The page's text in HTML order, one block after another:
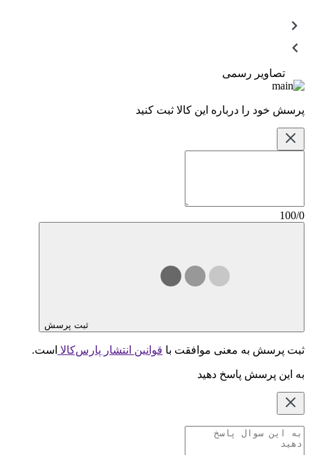
تصاویر رسمی
پرسش خود را درباره این کالا ثبت کنید
100/0
ثبت پرسش
ثبت پرسش به معنی موافقت با قوانین انتشار پارس‌کالا است.
به این پرسش پاسخ دهید